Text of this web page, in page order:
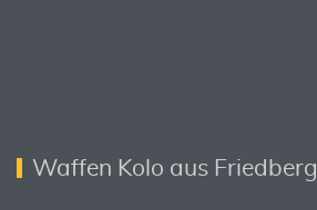
Waffen Kolo aus Friedberg